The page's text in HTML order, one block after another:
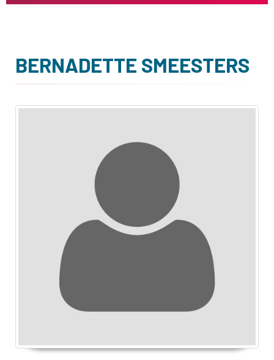
BERNADETTE SMEESTERS